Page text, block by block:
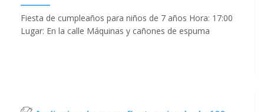
Fiesta de cumpleaños para niños de 7 años Hora: 17:00
Lugar: En la calle Máquinas y cañones de espuma